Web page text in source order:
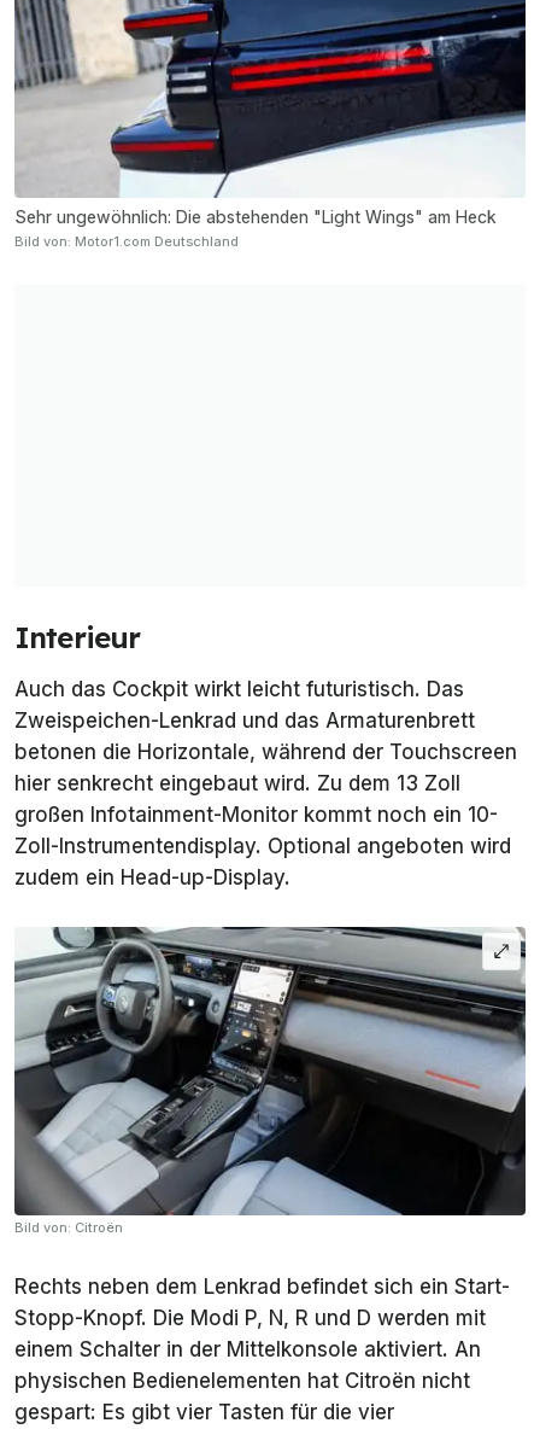
Sehr ungewöhnlich: Die abstehenden "Light Wings" am Heck
Bild von: Motor1.com Deutschland
Interieur
Auch das Cockpit wirkt leicht futuristisch. Das
Zweispeichen-Lenkrad und das Armaturenbrett
betonen die Horizontale, während der Touchscreen
hier senkrecht eingebaut wird. Zu dem 13 Zoll
großen Infotainment-Monitor kommt noch ein 10-
Zoll-Instrumentendisplay. Optional angeboten wird
zudem ein Head-up-Display.
Bild von: Citroën
Rechts neben dem Lenkrad befindet sich ein Start-
Stopp-Knopf. Die Modi P, N, R und D werden mit
einem Schalter in der Mittelkonsole aktiviert. An
physischen Bedienelementen hat Citroën nicht
gespart: Es gibt vier Tasten für die vier